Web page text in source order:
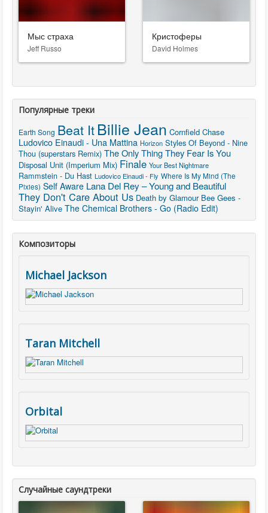
Мыс страха
Jeff Russo
Кристоферы
David Holmes
Популярные треки
Earth Song Beat ItBillie Jean Cornfield Chase
Ludovico Einaudi - Una Mattina Horizon Styles Of Beyond - Nine
Thou (superstars Remix) The Only Thing They Fear Is You
Disposal Unit (Imperium Mix) Finale Your Best Nightmare
Rammstein - Du Hast Ludovico Einaudi - Fly Where Is My Mind (The
Pixies) Self Aware Lana Del Rey – Young and Beautiful
They Don't Care About Us Death by Glamour Bee Gees -
Stayin' Alive The Chemical Brothers - Go (Radio Edit)
Композиторы
Michael Jackson
Taran Mitchell
Orbital
Случайные саундтреки